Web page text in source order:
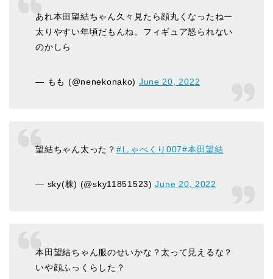
あれ本田望結ちゃん久々見たら顔丸くなったねー
太りやすい年頃だもんね。フィギュア怒られない
のかしら
— もも (@nenekonako) June 20, 2022
望結ちゃん太った？ #しゃべくり007#本田望結
— sky(株) (@sky11851523)June 20, 2022
本田望結ちゃん服のせいかな？太って見えるな？
いや顔ふっくらした？